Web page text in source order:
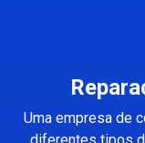
Uma empresa de